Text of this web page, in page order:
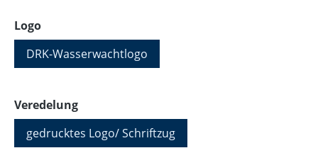
Logoauswählen
DRK-Wasserwachtlogo
Veredelungauswählen
gedrucktes Logo/ Schriftzug